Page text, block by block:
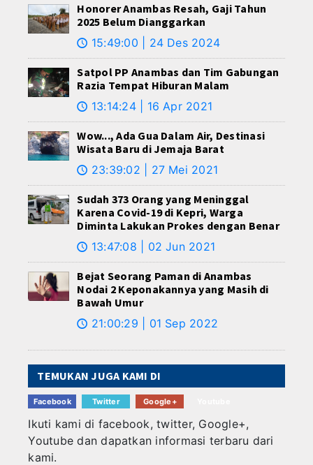
Honorer Anambas Resah, Gaji Tahun
2025 Belum Dianggarkan
🕔 15:49:00 | 24 Des 2024
Satpol PP Anambas dan Tim Gabungan
Razia Tempat Hiburan Malam
🕔 13:14:24 | 16 Apr 2021
Wow..., Ada Gua Dalam Air, Destinasi
Wisata Baru di Jemaja Barat
🕔 23:39:02 | 27 Mei 2021
Sudah 373 Orang yang Meninggal
Karena Covid-19 di Kepri, Warga
Diminta Lakukan Prokes dengan Benar
🕔 13:47:08 | 02 Jun 2021
Bejat Seorang Paman di Anambas
Nodai 2 Keponakannya yang Masih di
Bawah Umur
🕔 21:00:29 | 01 Sep 2022
TEMUKAN JUGA KAMI DI
Facebook Twitter Google+
Ikuti kami di facebook, twitter, Google+,
Youtube dan dapatkan informasi terbaru dari
kami.